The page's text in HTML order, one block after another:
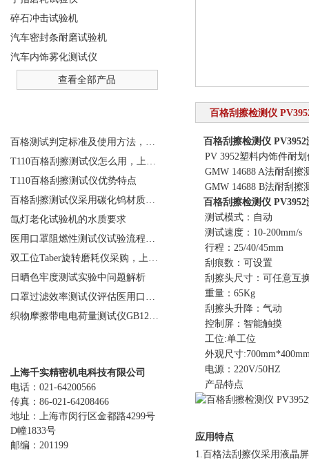
百格刮擦检测仪
百格刮擦检测仪 PV3952
PV 3952塑料内饰件耐划
GMW 14688 A法耐刮擦
GMW 14688 B法耐刮擦
百格刮擦检测仪 PV3952
测试模式：自动
测试速度：10-200mm/s
行程：25/40/45mm
刮痕数：可设置
刮擦头尺寸：可任意互
重量：65Kg
刮擦头升降：气动
控制屏：智能触摸
工位:单工位
外观尺寸
电源：220V/50HZ
产品特点
应用特点
1.百格法刮擦仪采用液晶
碎石冲击试验机
汽车密封条耐磨试验机
汽车内饰雾化测试仪
查看全部产品
百格测试判定标准及使用方法，T110百格刮擦测试仪适用
T110百格刮擦测试仪怎么用，上海千实工程师指导您
T110百格刮擦测试仪优势特点
百格刮擦测试仪采用碳化钨材质做刮指，能够增加使用寿命
氙灯老化试验机的水质要求
医用口罩阻燃性测试仪试验流程说明
双工位Taber旋转磨耗仪采购，上海千实的G270B为例
日晒色牢度测试实验中问题解析
口罩过滤效率测试仪评估医用口罩等级
织物摩擦带电电荷量测试仪GB12703实验
上海千实精密机电科技有限公司
电话：021-64200566
传真：86-021-64208466
地址：上海市闵行区金都路4299号
D幢1833号
邮编：201199